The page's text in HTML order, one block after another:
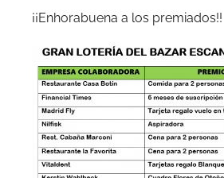
r
B
a
z
a
A
d
¡¡Enhorabuena a los premiados!!